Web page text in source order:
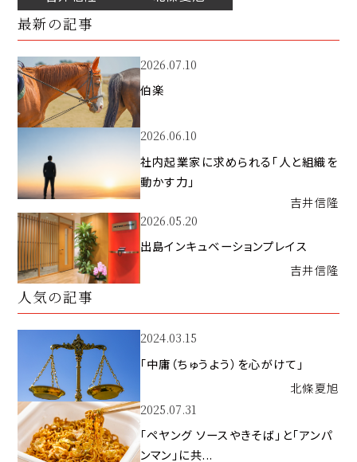
最新の記事
2026.07.10
伯楽
2026.06.10
社内起業家に求められる「人と組織を
動かす力」
吉井信隆
2026.05.20
出島インキュベーションプレイス
吉井信隆
人気の記事
2024.03.15
「中庸（ちゅうよう）を心がけて」
北條夏旭
2025.07.31
「ペヤング ソースやきそば」と「アンパ
ンマン」に共...